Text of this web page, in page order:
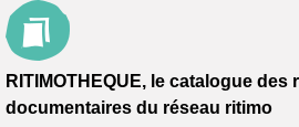
RITIMOTHEQUE, le catalogue des
documentaires du réseau ritimo